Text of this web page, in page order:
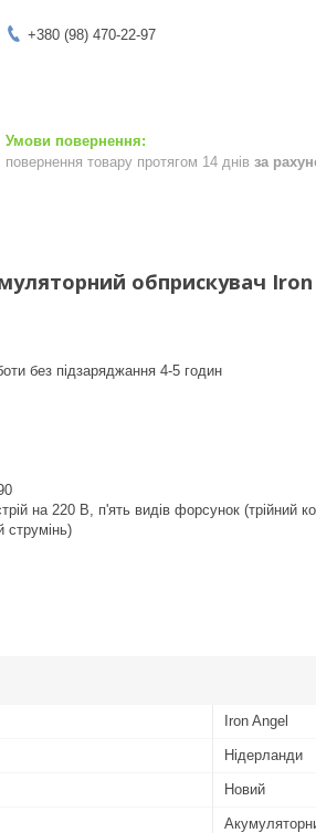
+380 (98) 470-22-97
повернення товару протягом 14 днів за
обприскувач Iron
без підзаряджання 4-5 годин
на 220 В, п'ять видів форсунок (трійний
струмінь)
Iron Angel
Нідерланди
Новий